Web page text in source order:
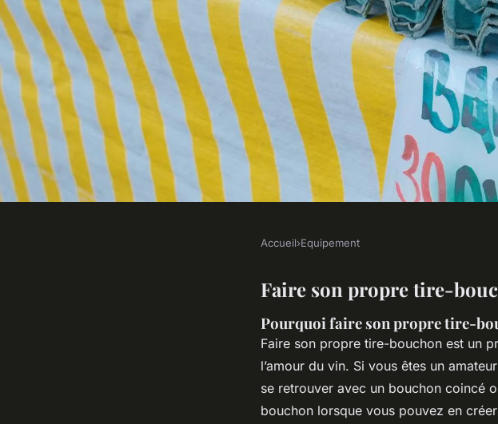
Faire son propre tire-
4 min de lecture
Accueil›Equipement
Faire son propre tire-
Pourquoi faire son propre tire-
Faire son propre tire-bouchon est un
l’amour du vin. Si vous êtes un
se retrouver avec un bouchon coincé
bouchon lorsque vous pouvez en